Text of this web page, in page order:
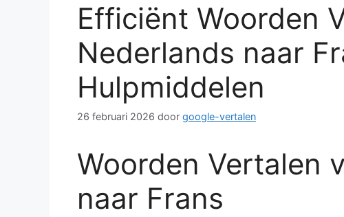
Efficiënt Woorden
Nederlands naar
Hulpmiddelen
26 februari 2026 door google-vertalen
Woorden Vertalen
naar Frans